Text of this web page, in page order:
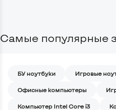
Самые популярные
БУ ноутбуки Игровые
Офисные компьютеры
Компьютер Intel Core i3